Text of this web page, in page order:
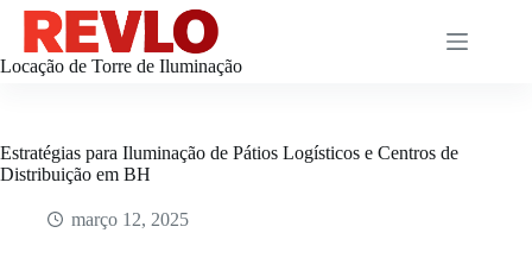
Pular
conteúdo
Locação de Torre de Iluminação
Estratégias para Iluminação de Pátios Logísticos e Centros de
Distribuição em BH
março 12, 2025